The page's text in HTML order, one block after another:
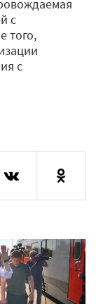
с
того,
с